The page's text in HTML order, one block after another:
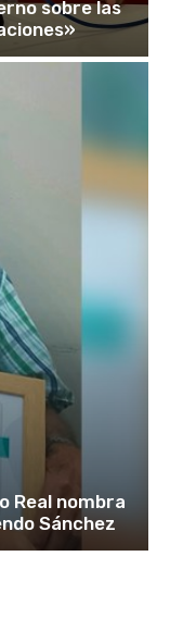
sobre las
Real nombra
Sánchez